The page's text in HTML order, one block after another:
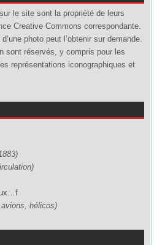
le site sont la propriété de leurs
Creative Commons correspondante.
photo peut l’obtenir sur demande.
sont réservés, y compris pour les
représentations iconographiques et
f
hélicos)